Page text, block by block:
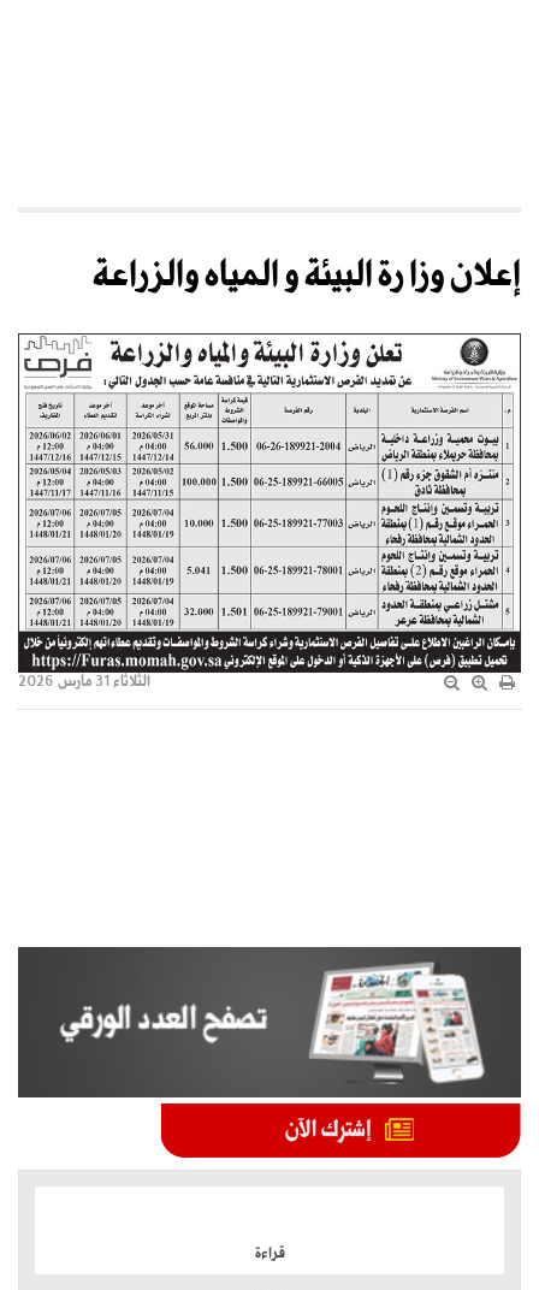
إعلان وزا رة البيئة و المياه والزراعة
الثلاثاء 31 مارس 2026
قراءة